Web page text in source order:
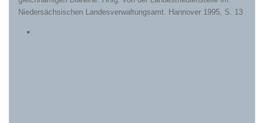
Niedersächsischen Landesverwaltungsamt. Hannover 1995, S. 13